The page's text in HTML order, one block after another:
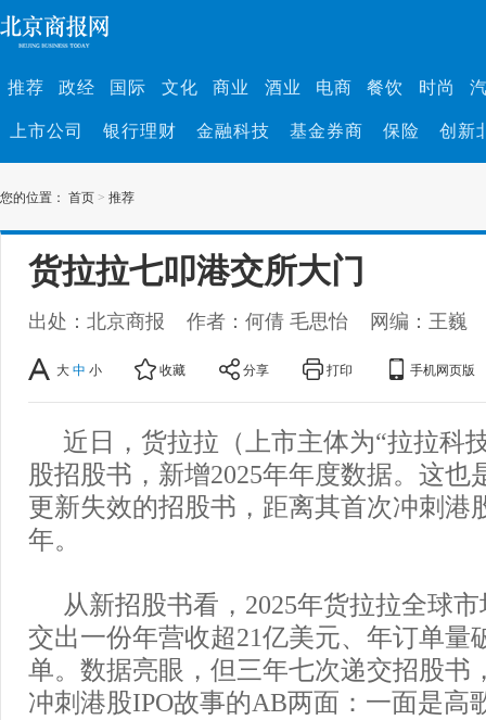
推荐 政经 国际 文化 商业 酒业 电商 餐饮 时尚
上市公司 银行理财 金融科技 基金券商 保险 创新
您的位置： 首页 > 推荐
货拉拉七叩港交所大门
出处：北京商报 作者：何倩 毛思怡 网编：王巍
大 中 小 收藏 分享 打印 手机网页版
近日，货拉拉（上市主体为“拉拉科
股招股书，新增2025年年度数据。这也
更新失效的招股书，距离其首次冲刺港
年。
从新招股书看，2025年货拉拉全球
交出一份年营收超21亿美元、年订单量
单。数据亮眼，但三年七次递交招股书
冲刺港股IPO故事的AB两面：一面是高